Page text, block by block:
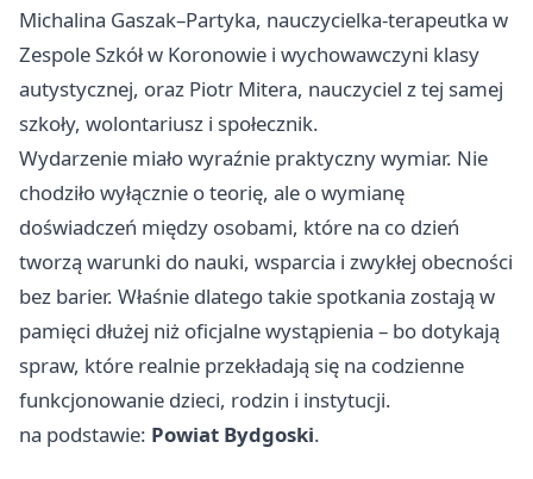
Michalina Gaszak–Partyka, nauczycielka-terapeutka w
Zespole Szkół w Koronowie i wychowawczyni klasy
autystycznej, oraz Piotr Mitera, nauczyciel z tej samej
szkoły, wolontariusz i społecznik.
Wydarzenie miało wyraźnie praktyczny wymiar. Nie
chodziło wyłącznie o teorię, ale o wymianę
doświadczeń między osobami, które na co dzień
tworzą warunki do nauki, wsparcia i zwykłej obecności
bez barier. Właśnie dlatego takie spotkania zostają w
pamięci dłużej niż oficjalne wystąpienia – bo dotykają
spraw, które realnie przekładają się na codzienne
funkcjonowanie dzieci, rodzin i instytucji.
na podstawie: Powiat Bydgoski.